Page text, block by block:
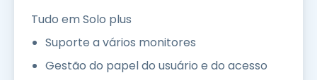
Tudo em Solo plus
Suporte a vários monitores
Gestão do papel do usuário e do acesso